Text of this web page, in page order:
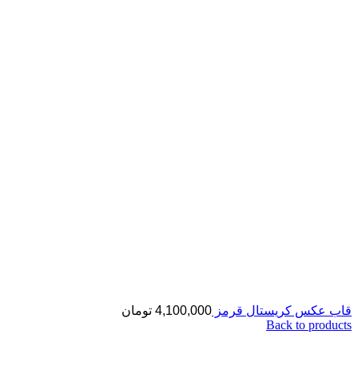
قاب عکس کریستال قرمز 4,100,000 تومان
Back to products